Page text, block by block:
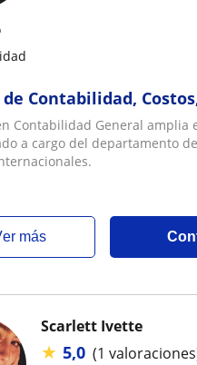
Contabilidad,
Contabilidad General amplia
a cargo del departamento
ver más
Scarlett Ivette
★ 5,0 (1